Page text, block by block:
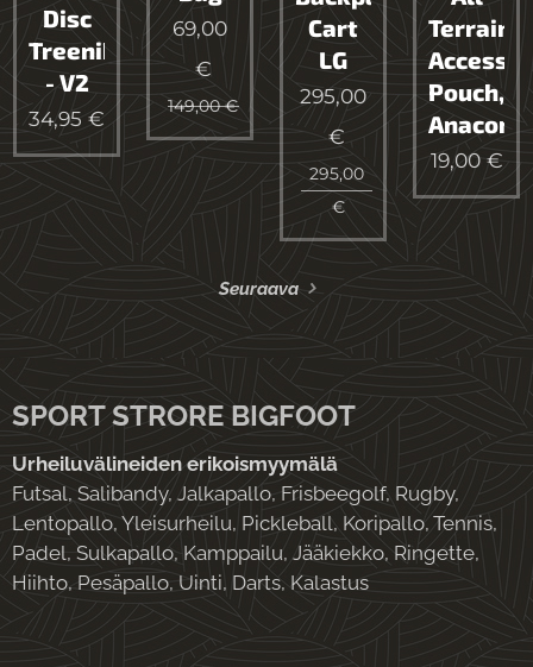
Disc
Treenikassi
- V2
34,95 €
69,00
€
149,00€
Cart
LG
295,00
€
295,00
€
Terrain,
Pouch,
19,00€
Seuraava
SPORT STRORE BIGFOOT
Urheiluvälineiden erikoismyymälä
Futsal, Salibandy, Jalkapallo, Frisbeegolf, Rugby,
Lentopallo, Yleisurheilu, Pickleball, Koripallo, Tennis,
Padel, Sulkapallo, Kamppailu, Jääkiekko, Ringette,
Hiihto, Pesäpallo, Uinti, Darts, Kalastus